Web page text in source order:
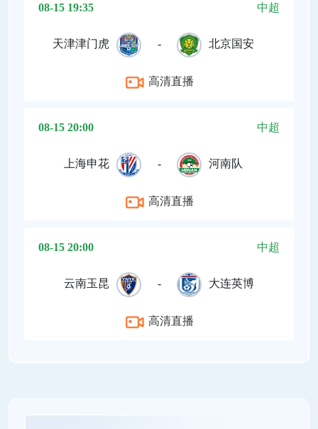
08-15 19:35 中超
天津津门虎 - 北京国安
高清直播
08-15 20:00 中超
上海申花 - 河南队
高清直播
08-15 20:00 中超
云南玉昆 - 大连英博
高清直播